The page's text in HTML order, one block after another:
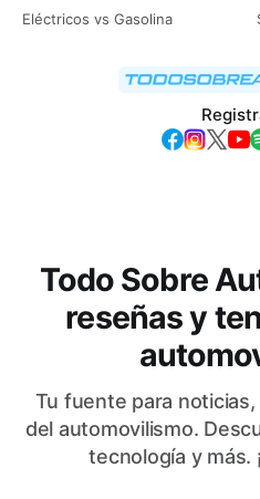
Eléctricos vs Gasolina
Todo Sobre
reseñas y
Tu fuente para
del automovilismo.
tecnología y más.